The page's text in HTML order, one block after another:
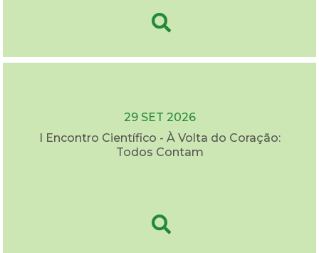
29 SET 2026
I Encontro Científico - À Volta do Coração:
Todos Contam